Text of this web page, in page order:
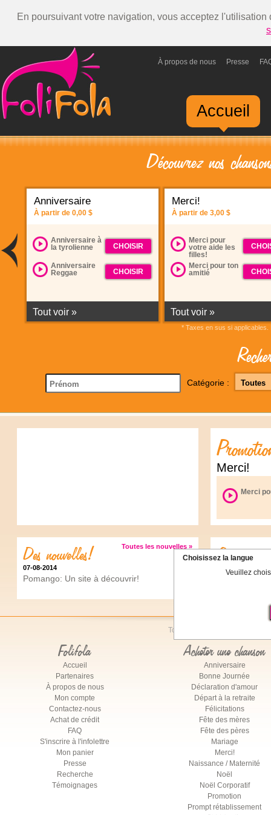
En poursuivant votre navigation, vous acceptez
Presse
À propos de nous
Accueil
Découvrez nos
Anniversaire
À partir de 0,00 $
Anniversaire à
la tyrolienne
CHOISIR
Anniversaire
Reggae
CHOISIR
Tout voir »
Merci!
À partir de 3,00 $
Merci pour
votre aide les
filles!
Merci pour ton
amitié
Tout voir »
* Taxes en sus si
Catégorie :
Merci!
Merci
Des nouvelles! Toutes les nouvelles »
07-08-2014
Pomango: Un site à découvrir!
Crédits
Achetez
Tous droits réservés © Folifola
Folifola
Accueil
Partenaires
À propos de nous
Mon compte
Contactez-nous
Achat de crédit
FAQ
S'inscrire à l'infolettre
Mon panier
Presse
Recherche
Témoignages
Acheter une chanson
Anniversaire
Bonne Journée
Déclaration d'amour
Départ à la retraite
Félicitations
Fête des mères
Fête des pères
Mariage
Merci!
Naissance / Maternité
Noël
Noël Corporatif
Promotion
Prompt rétablissement
Choisissez la langue
Veuillez